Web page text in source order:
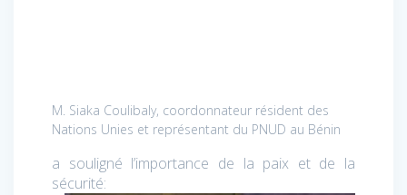
M. Siaka Coulibaly, coordonnateur résident des
Nations Unies et représentant du PNUD au Bénin
a souligné l’importance de la paix et de la
sécurité: